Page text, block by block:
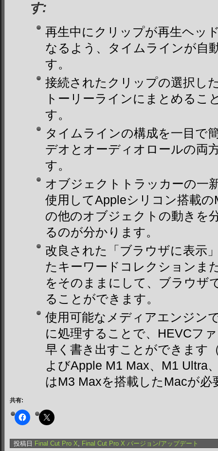
す:
再生中にクリップが再生ヘッ
なるよう、タイムラインが自
す。
接続されたクリップの選択し
トーリーラインにまとめるこ
す。
タイムラインの構成を一目で
デオとオーディオロールの両
す。
オブジェクトトラッカーの一
使用してAppleシリコン搭載
の他のオブジェクトの動きを
るのが分かります。
改良された「ブラウザに表示
たキーワードコレクションま
をそのままにして、ブラウザ
ることができます。
使用可能なメディアエンジン
に処理することで、HEVCフ
早く書き出すことができます
よびApple M1 Max、M1 Ultra
はM3 Maxを搭載したMacが必
共有:
投稿日 Final Cut Pro X, Final Cut Pro X バージョン/アップデート